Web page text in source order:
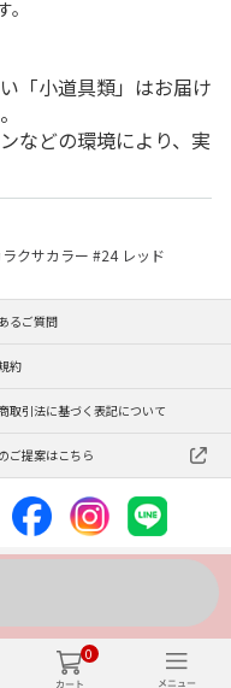
0
「小道具類」はお届け
などの環境により、実
クサカラー #24 レッド
るご質問
約
取引法に基づく表記について
ご提案はこちら